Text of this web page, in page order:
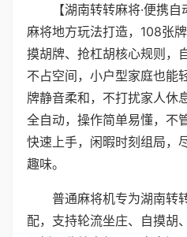
【湖南转转麻将·便携
麻将地方玩法打造，108张
摸胡牌、抢杠胡核心规则，
不占空间，小户型家庭也能
牌静音柔和，不打扰家人休
全自动，操作简单易懂，不
快速上手，闲暇时刻组局，
趣味。
普通麻将机专为湖南转
配，支持轮流坐庄、自摸胡